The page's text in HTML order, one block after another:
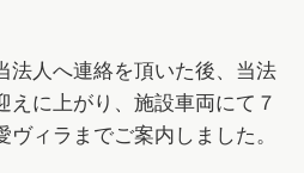
法人へ連絡を頂いた後、当法
えに上がり、施設車両にて７
ィラまでご案内しました。